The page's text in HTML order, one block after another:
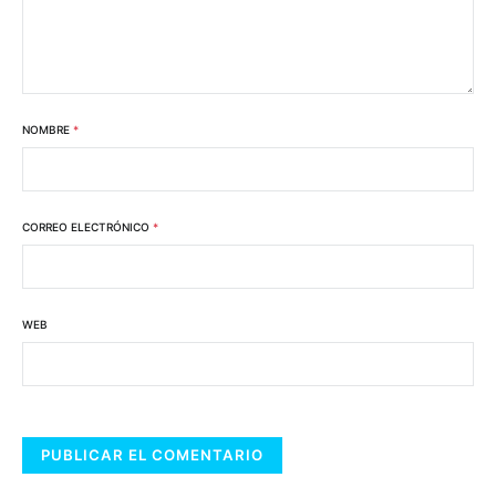
NOMBRE *
CORREO ELECTRÓNICO *
WEB